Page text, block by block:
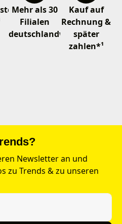
Mehr als 30
Filialen
deutschlandweit
Kauf auf
Rechnung &
später
zahlen*¹
Newsletter an und
zu Trends & zu unseren